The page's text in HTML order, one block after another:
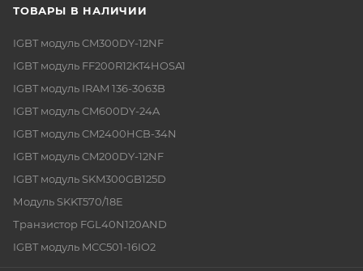
ТОВАРЫ В НАЛИЧИИ
IGBT модуль CM300DY-12NF
IGBT модуль FF200R12KT4HOSA1
IGBT модуль IRAM 136-3063B
IGBT модуль CM600DY-24A
IGBT модуль CM2400HCB-34N
IGBT модуль CM200DY-12NF
IGBT модуль SKM300GB125D
Модуль SKKT570/18E
Транзистор FGL40N120AND
IGBT модуль MCC501-16IO2